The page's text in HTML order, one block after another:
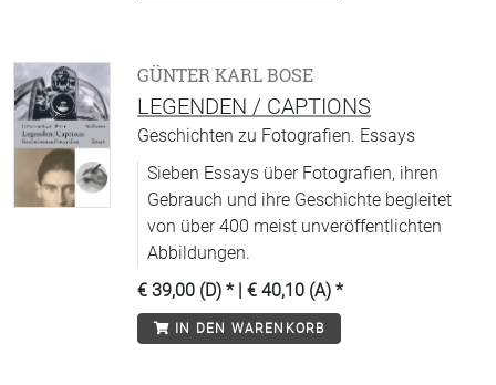
GÜNTER KARL BOSE
LEGENDEN / CAPTIONS
Geschichten zu Fotografien. Essays
Sieben Essays über Fotografien, ihren
Gebrauch und ihre Geschichte begleitet
von über 400 meist unveröffentlichten
Abbildungen.
€ 39,00 (D) * | € 40,10 (A) *
IN DEN WARENKORB